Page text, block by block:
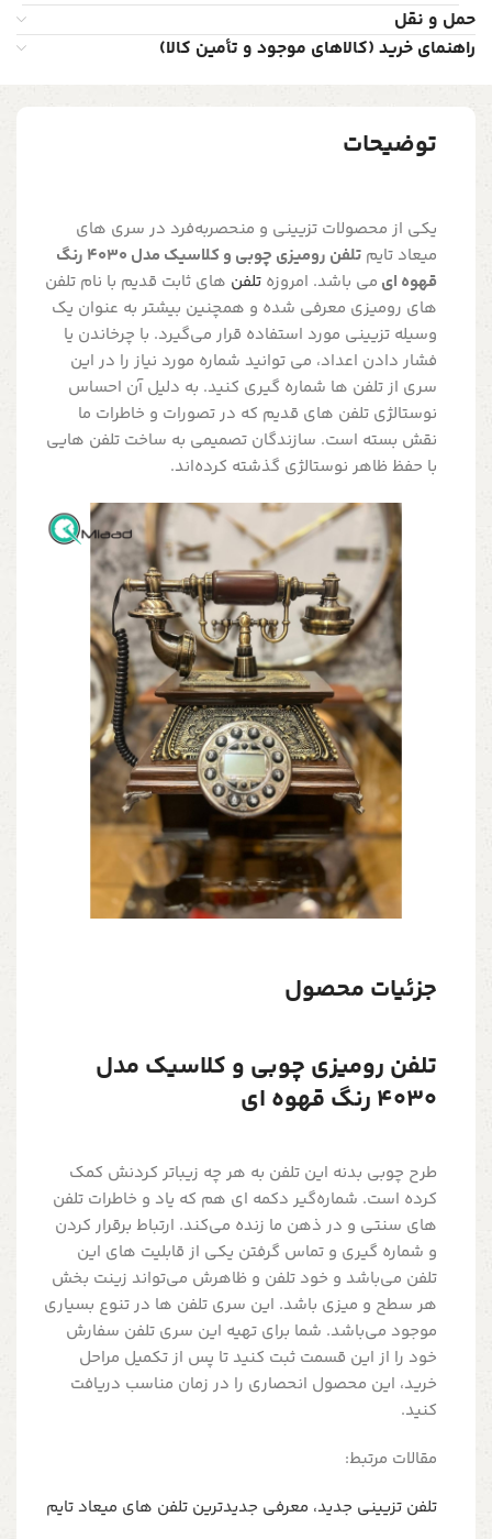
حمل و نقل
راهنمای خرید (کالاهای موجود و تأمین کالا)
توضیحات
یکی از محصولات تزیینی و منحصربه‌فرد در سری های
میعاد تایم
تلفن رومیزی چوبی و کلاسیک مدل 4030 رنگ
قهوه ای می باشد. امروزه تلفن های ثابت قدیم با نام تلفن
های رومیزی معرفی شده و همچنین بیشتر به عنوان یک
وسیله تزیینی مورد استفاده قرار می‌گیرد. با چرخاندن یا
فشار دادن اعداد، می توانید شماره مورد نیاز را در این
سری از تلفن ها شماره گیری کنید. به دلیل آن احساس
نوستالژی تلفن های قدیم که در تصورات و خاطرات ما
نقش بسته است. سازندگان تصمیمی به ساخت تلفن هایی
با حفظ ظاهر نوستالژی گذشته کرده‌اند.
جزئیات محصول
تلفن رومیزی چوبی و کلاسیک مدل
4030 رنگ قهوه ای
طرح چوبی بدنه این تلفن به هر چه زیباتر کردنش کمک
کرده است. شماره‌گیر دکمه ای هم که یاد و خاطرات تلفن
های سنتی و در ذهن ما زنده ‌می‌کند. ارتباط برقرار کردن
و شماره گیری و تماس گرفتن یکی از قابلیت های این
تلفن می‌باشد و خود تلفن و ظاهرش می‌تواند زینت بخش
هر سطح و میزی باشد. این سری تلفن ها در تنوع بسیاری
موجود می‌باشد. شما برای تهیه این سری تلفن سفارش
خود را از این قسمت ثبت کنید تا پس از تکمیل مراحل
خرید، این محصول انحصاری را در زمان مناسب دریافت
کنید.
مقالات مرتبط:
تلفن تزیینی جدید، معرفی جدیدترین تلفن های میعاد تایم